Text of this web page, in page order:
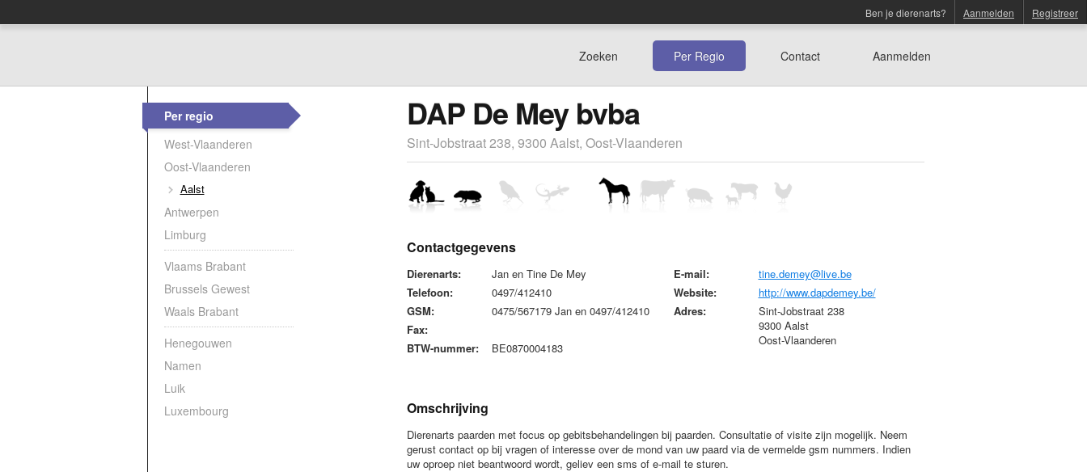
Aanmelden Registreer
Ben je dierenarts?
Zoeken Per Regio Contact Aanmelden
Per regio
West-Vlaanderen
Oost-Vlaanderen
Aalst
Antwerpen
Limburg
Vlaams Brabant
Brussels Gewest
Waals Brabant
Henegouwen
Namen
Luik
Luxembourg
DAP De Mey bvba
Sint-Jobstraat 238, 9300 Aalst, Oost-Vlaanderen
Contactgegevens
Dierenarts:
Jan en Tine De Mey
Telefoon:
0497/412410
GSM:
0475/567179 Jan en 0497/412410
Fax:
BTW-nummer:
BE0870004183
E-mail:
tine.demey@live.be
Website:
http://www.dapdemey.be/
Adres:
Sint-Jobstraat 238
9300 Aalst
Oost-Vlaanderen
Omschrijving
Dierenarts paarden met focus op gebitsbehandelingen bij paarden. Consultatie of visite zijn mogelijk. Neem
gerust contact op bij vragen of interesse over de mond van uw paard via de vermelde gsm nummers. Indien
uw oproep niet beantwoord wordt, geliev een sms of e-mail te sturen.